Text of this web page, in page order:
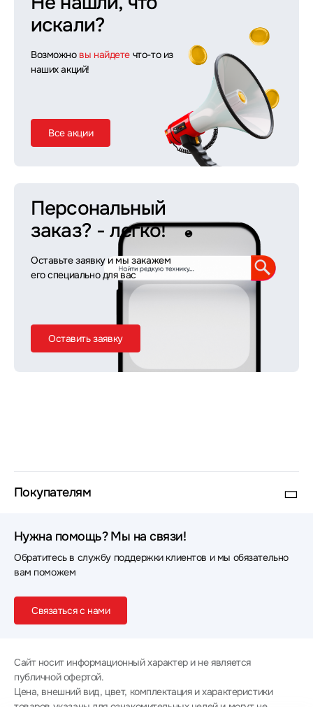
искали?
Возможно вы найдете что-то из
наших акций!
Все акции
Персональный
заказ? - легко!
Оставьте заявку и мы закажем
его специально для вас
Оставить заявку
Покупателям
Нужна помощь? Мы на связи!
Обратитесь в службу поддержки клиентов и мы обязательно
вам поможем
Связаться с нами
Сайт носит информационный характер и не является
публичной офертой.
Цена, внешний вид, цвет, комплектация и характеристики